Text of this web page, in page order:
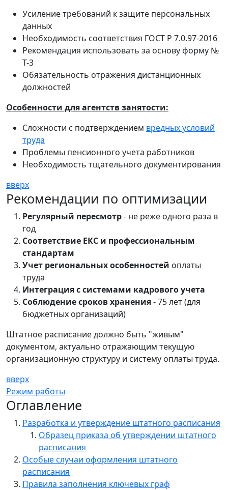
Усиление требований к защите персональных
данных
Необходимость соответствия ГОСТ Р 7.0.97-2016
Рекомендация использовать за основу форму №
Т-3
Обязательность отражения дистанционных
должностей
Особенности для агентств занятости:
Сложности с подтверждением вредных условий
труда
Проблемы пенсионного учета работников
Необходимость тщательного документирования
вверх
Рекомендации по оптимизации
Регулярный пересмотр- не реже одного раза в
год
Соответствие ЕКС и профессиональным
стандартам
Учет региональных особенностей оплаты
труда
Интеграция с системами кадрового учета
Соблюдение сроков хранения- 75 лет (для
бюджетных организаций)
Штатное расписание должно быть "живым"
документом, актуально отражающим текущую
организационную структуру и систему оплаты труда.
вверх
Режим работы
Оглавление
Разработка и утверждение штатного расписания
Образец приказа об утверждении штатного
расписания
Особые случаи оформления штатного
расписания
Правила заполнения ключевых граф